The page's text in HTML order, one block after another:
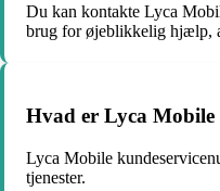
Du kan kontakte Lyca
brug for øjeblikkelig hjælp,
Hvad er Lyca Mobile
Lyca Mobile
tjenester.